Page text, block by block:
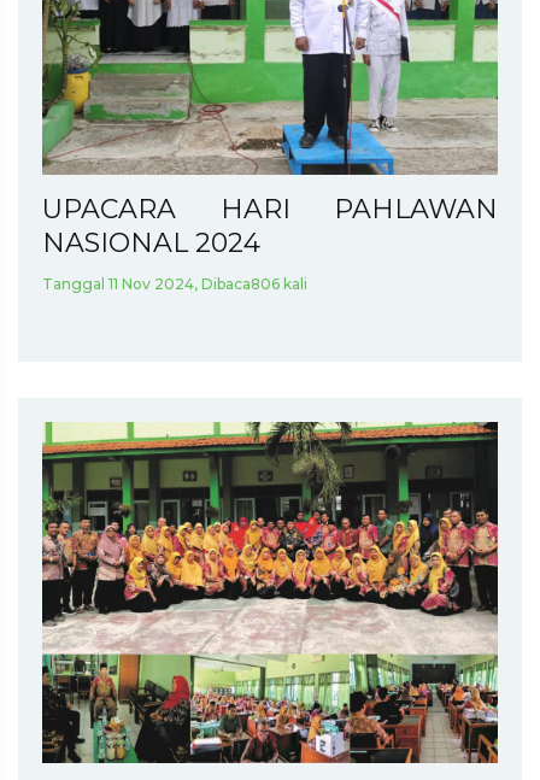
UPACARA HARI PAHLAWAN
NASIONAL 2024
Tanggal 11 Nov 2024, Dibaca806 kali